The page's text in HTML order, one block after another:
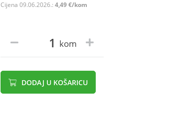
Cijena 09.06.2026.: 4,49 €/kom
kom
DODAJ U KOŠARICU